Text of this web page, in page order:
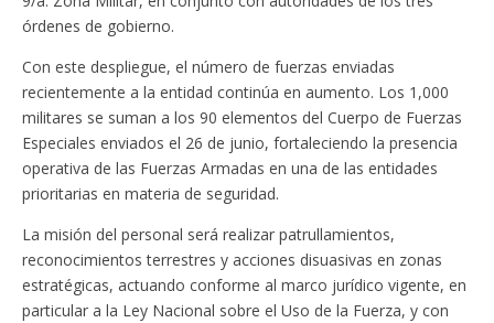
órdenes de gobierno.
Con este despliegue, el número de fuerzas enviadas
recientemente a la entidad continúa en aumento. Los 1,000
militares se suman a los 90 elementos del Cuerpo de Fuerzas
Especiales enviados el 26 de junio, fortaleciendo la presencia
operativa de las Fuerzas Armadas en una de las entidades
prioritarias en materia de seguridad.
La misión del personal será realizar patrullamientos,
reconocimientos terrestres y acciones disuasivas en zonas
estratégicas, actuando conforme al marco jurídico vigente, en
particular a la Ley Nacional sobre el Uso de la Fuerza, y con